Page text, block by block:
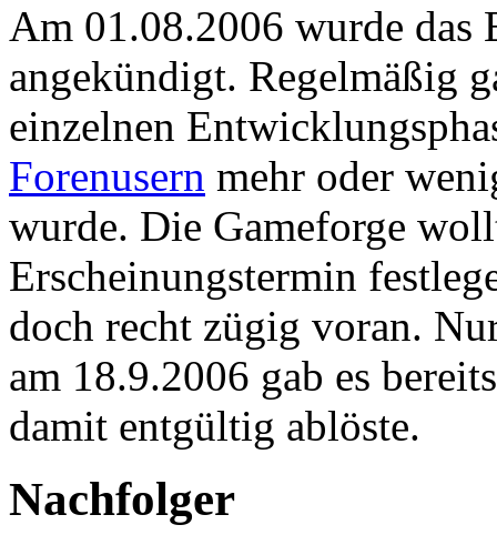
Am 01.08.2006 wurde das
angekündigt. Regelmäßig
einzelnen
Forenusern mehr oder
wurde. Die Gameforge
Erscheinungstermin
doch recht zügig voran.
am 18.9.2006 gab es
damit entgültig ablöste.
Nachfolger